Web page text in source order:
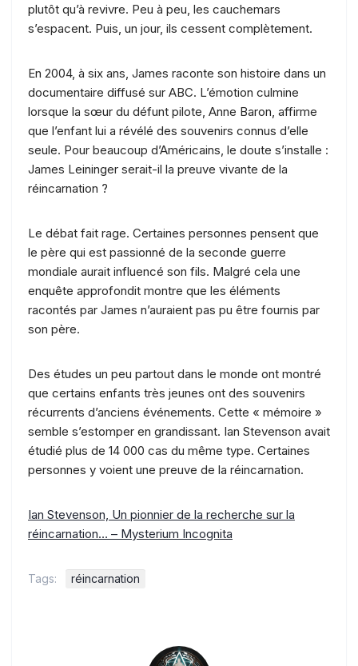
plutôt qu’à revivre. Peu à peu, les cauchemars
s’espacent. Puis, un jour, ils cessent complètement.
En 2004, à six ans, James raconte son histoire dans un
documentaire diffusé sur ABC. L’émotion culmine
lorsque la sœur du défunt pilote, Anne Baron, affirme
que l’enfant lui a révélé des souvenirs connus d’elle
seule. Pour beaucoup d’Américains, le doute s’installe :
James Leininger serait-il la preuve vivante de la
réincarnation ?
Le débat fait rage. Certaines personnes pensent que
le père qui est passionné de la seconde guerre
mondiale aurait influencé son fils. Malgré cela une
enquête approfondit montre que les éléments
racontés par James n’auraient pas pu être fournis par
son père.
Des études un peu partout dans le monde ont montré
que certains enfants très jeunes ont des souvenirs
récurrents d’anciens événements. Cette « mémoire »
semble s’estomper en grandissant. Ian Stevenson avait
étudié plus de 14 000 cas du même type. Certaines
personnes y voient une preuve de la réincarnation.
Ian Stevenson, Un pionnier de la recherche sur la
réincarnation… – Mysterium Incognita
Tags: réincarnation